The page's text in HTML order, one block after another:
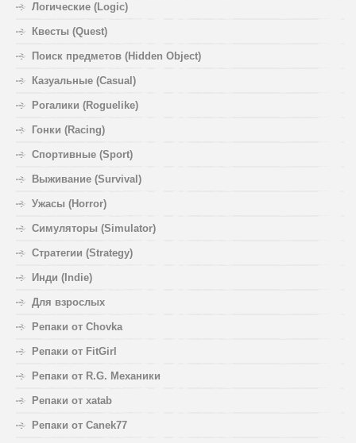
Логические (Logic)
Квесты (Quest)
Поиск предметов (Hidden Object)
Казуальные (Casual)
Рогалики (Roguelike)
Гонки (Racing)
Спортивные (Sport)
Выживание (Survival)
Ужасы (Horror)
Симуляторы (Simulator)
Стратегии (Strategy)
Инди (Indie)
Для взрослых
Репаки от Chovka
Репаки от FitGirl
Репаки от R.G. Механики
Репаки от xatab
Репаки от Canek77